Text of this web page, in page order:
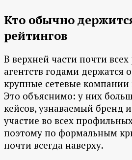
Кто обычно
рейтингов
В верхней части почти всех
агентств годами держатся
крупные сетевые компании
Это объяснимо: у них
кейсов, узнаваемый бренд
участие во всех
поэтому по формальным
почти всегда наверху.